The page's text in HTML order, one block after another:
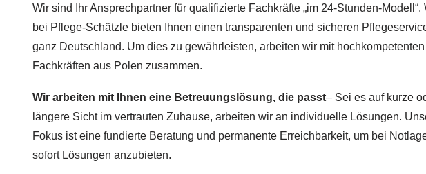
Wir sind Ihr Ansprechpartner für qualifizierte Fachkräfte „im 24-Stunden-Modell“.
bei Pflege-Schätzle bieten Ihnen einen transparenten und sicheren
ganz Deutschland. Um dies zu gewährleisten, arbeiten wir mit hochkompetenten
Fachkräften aus Polen zusammen.
Wir arbeiten mit Ihnen eine Betreuungslösung, die passt– Sei es auf kurze
längere Sicht im vertrauten Zuhause, arbeiten wir an individuelle Lösungen.
Fokus ist eine fundierte Beratung und permanente Erreichbarkeit, um bei
sofort Lösungen anzubieten.